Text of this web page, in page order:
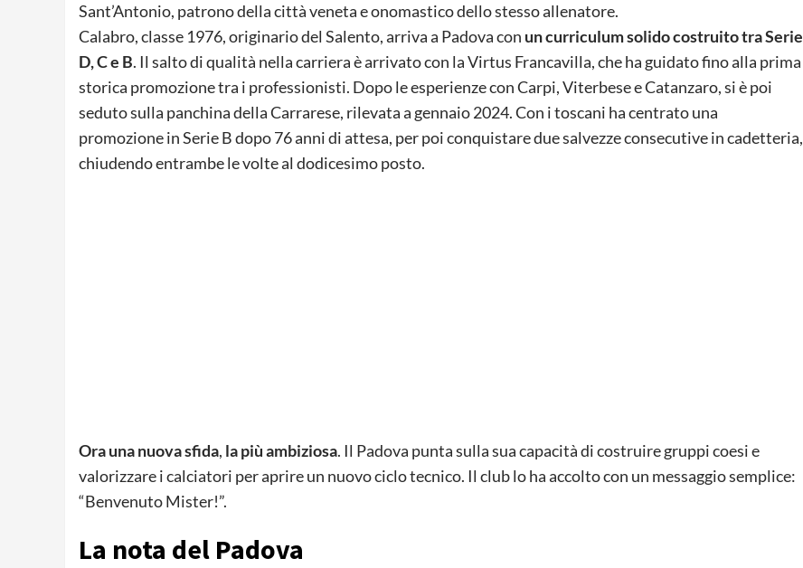
Sant’Antonio, patrono della città veneta e onomastico dello stesso allenatore.
Calabro, classe 1976, originario del Salento, arriva a Padova con un curriculum solido costruito tra Serie
D, C e B. Il salto di qualità nella carriera è arrivato con la Virtus Francavilla, che ha guidato fino alla prima
storica promozione tra i professionisti. Dopo le esperienze con Carpi, Viterbese e Catanzaro, si è poi
seduto sulla panchina della Carrarese, rilevata a gennaio 2024. Con i toscani ha centrato una
promozione in Serie B dopo 76 anni di attesa, per poi conquistare due salvezze consecutive in cadetteria,
chiudendo entrambe le volte al dodicesimo posto.
Ora una nuova sfida, la più ambiziosa. Il Padova punta sulla sua capacità di costruire gruppi coesi e
valorizzare i calciatori per aprire un nuovo ciclo tecnico. Il club lo ha accolto con un messaggio semplice:
“Benvenuto Mister!”.
La nota del Padova